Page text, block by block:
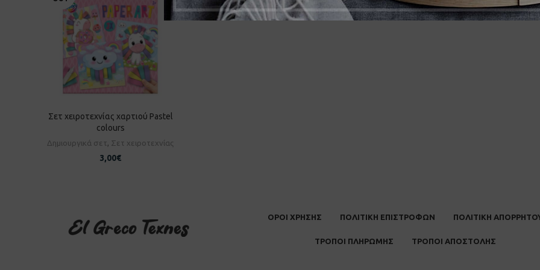
ΔΙΑΒΆΣΤΕ ΠΕΡΙΣΣΌΤΕΡΑ
Σετ χειροτεχνίας χαρτιού Pastel
colours
Δημιουργικά σετ, Σετ χειροτεχνίας
3,00€
ΟΡΟΙ ΧΡΗΣΗΣ ΠΟΛΙΤΙΚΗ ΕΠΙΣΤΡΟΦΩΝ ΠΟΛΙΤΙΚΗ
ΤΡΟΠΟΙ ΠΛΗΡΩΜΗΣ ΤΡΟΠΟΙ ΑΠΟΣΤΟΛΗΣ